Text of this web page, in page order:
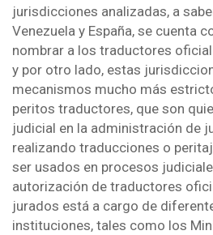
jurisdicciones analizadas, a
Venezuela y España, se cuenta
nombrar a los traductores
y por otro lado, estas
mecanismos mucho más
peritos traductores, que son
judicial en la administración de
realizando traducciones o
ser usados en procesos
autorización de traductores
jurados está a cargo de
instituciones, tales como los